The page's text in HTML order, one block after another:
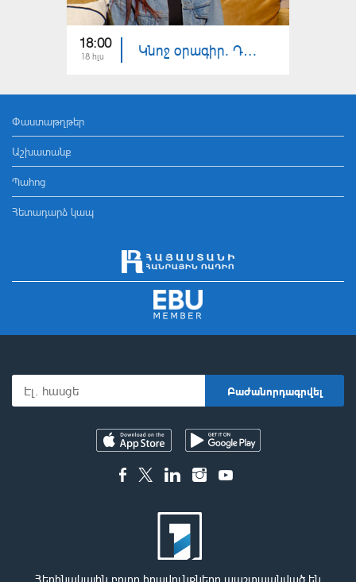
18:00
18 հլս Կնոջ օրագիր. Դիանա Տոռես. Վատ բառեր, հայհոյանքներ
Փաստաթղթեր
Աշխատանք
Պահոց
Հետադարձ կապ
Հեղինակային բոլոր իրավունքները պաշտպանված են